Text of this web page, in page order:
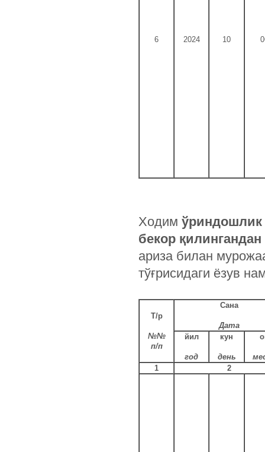
6 2024 10
Ходим ўриндошлик
бекор
ариза билан
тўғрисидаги ёзув
Т/р
№№
п/п
Сана
Дата
йил
год
кун
день
1
2